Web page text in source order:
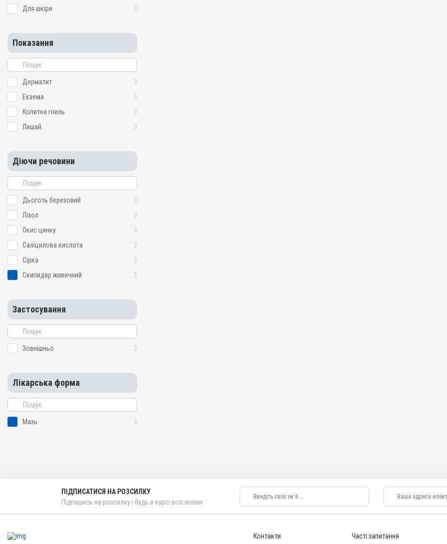
Для шкіри 3
Показання
Дерматит
3
Екзема
3
Копитна гниль
3
Лишай
3
Діючи речовини
Дьоготь березовий
3
Лізол
3
Окис цинку
3
Саліцилова кислота
3
Сірка
3
Скипидар живичний
3
Застосування
Зовнішньо 3
Лікарська форма
Мазь 3
ПІДПИСАТИСЯ НА РОЗСИЛКУ
Підпишись на розсилку і будь в курсі всіх новин
Контакти Часті запитання